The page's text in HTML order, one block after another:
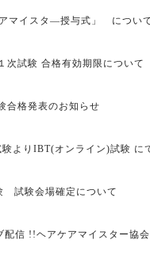
マイスタ―授与式」 につい
次試験 合格有効期限について
合格発表のお知らせ
よりIBT(オンライン)試験 に
試験会場確定について
配信 !!ヘアケアマイスター協